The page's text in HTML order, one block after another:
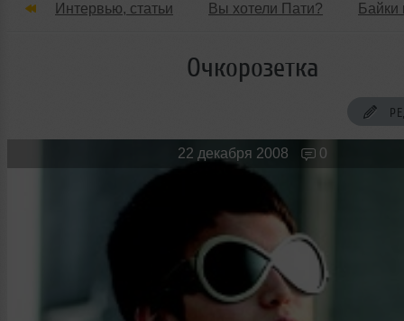
Интервью, статьи Вы хотели Пати? Байки
Танцевальные стилиОчкорозетка
22 декабря 2008 0